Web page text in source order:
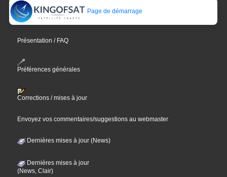
Page de démarrage
Présentation / FAQ
Préférences générales
Corrections / mises à jour
Envoyez vos commentaires/suggestions au webmaster
Dernières mises à jour (News)
Dernières mises à jour
(News, Clair)